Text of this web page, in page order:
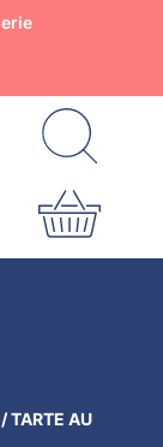
/ TARTE AU